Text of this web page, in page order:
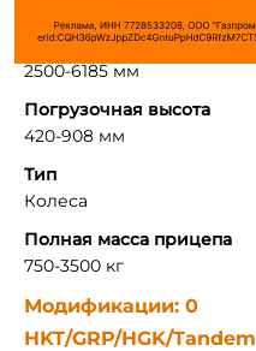
Длина борта
2500-6185 мм
Погрузочная высота
420-908 мм
Тип
Колеса
Полная масса прицепа
750-3500 кг
Модификации: 0
HKT/GRP/HGK/Tandem